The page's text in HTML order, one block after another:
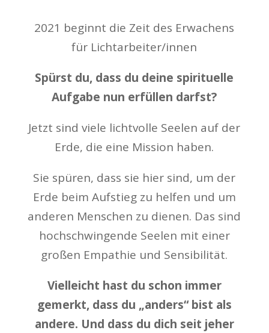
2021 beginnt die Zeit des Erwachens
für Lichtarbeiter/innen
Spürst du, dass du deine spirituelle
Aufgabe nun erfüllen darfst?
Jetzt sind viele lichtvolle Seelen auf der
Erde, die eine Mission haben.
Sie spüren, dass sie hier sind, um der
Erde beim Aufstieg zu helfen und um
anderen Menschen zu dienen. Das sind
hochschwingende Seelen mit einer
großen Empathie und Sensibilität.
Vielleicht hast du schon immer
gemerkt, dass du „anders“ bist als
andere. Und dass du dich seit jeher